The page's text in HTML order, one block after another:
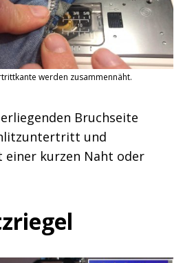
werden zusammennäht.
Bruchseite
und
einer kurzen Naht oder